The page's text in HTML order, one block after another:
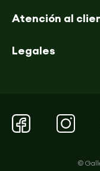
Atención al
Legales
©